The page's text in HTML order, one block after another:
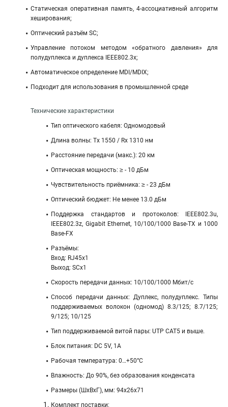
Статическая оперативная память, 4-ассоциативный алгоритм
хеширования;
Оптический разъём SC;
Управление потоком методом «обратного давления» для
полудуплекса и дуплекса IEEE802.3x;
Автоматическое определение MDI/MDIX;
Подходит для использования в промышленной среде
Технические характеристики
Тип оптического кабеля: Одномодовый
Длина волны: Tx 1550 / Rx 1310 нм
Расстояние передачи (макс.): 20 км
Оптическая мощность: ≥ - 10 дБм
Чувствительность приёмника: ≥ - 23 дБм
Оптический бюджет: Не менее 13.0 дБм
Поддержка стандартов и протоколов: IEEE802.3u,
IEEE802.3z, Gigabit Ethernet, 10/100/1000 Base-TX и 1000
Base-FX
Разъёмы:
Вход: RJ45x1
Выход: SCx1
Скорость передачи данных: 10/100/1000 Мбит/c
Способ передачи данных: Дуплекс, полудуплекс. Типы
поддерживаемых волокон (одномод) 8.3/125; 8.7/125;
9/125; 10/125
Тип поддерживаемой витой пары: UTP CAT5 и выше.
Блок питания: DC 5V, 1A
Рабочая температура: 0…+50°C
Влажность: До 90%, без образования конденсата
Размеры (ШхВхГ), мм: 94х26х71
Комплект поставки: